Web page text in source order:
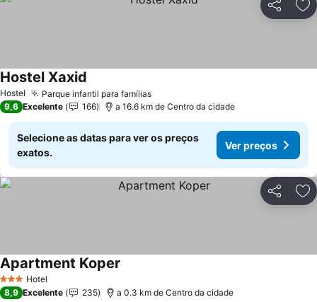
Partilhar
Hostel Parque infantil para famílias
Hostel Xaxid
9,6 Excelente 166 a 16.6 km de Centro da cidade
Selecione as datas para ver os preços
exatos.
Ver preços
Partilhar
3 EstrelasHotel
Apartment Koper
8,9 Excelente 235 a 0.3 km de Centro da cidade